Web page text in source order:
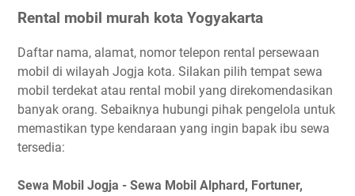
Rental mobil murah kota Yogyakarta
Daftar nama, alamat, nomor telepon rental persewaan
mobil di wilayah Jogja kota. Silakan pilih tempat sewa
mobil terdekat atau rental mobil yang direkomendasikan
banyak orang. Sebaiknya hubungi pihak pengelola untuk
memastikan type kendaraan yang ingin bapak ibu sewa
tersedia:
Sewa Mobil Jogja - Sewa Mobil Alphard, Fortuner,